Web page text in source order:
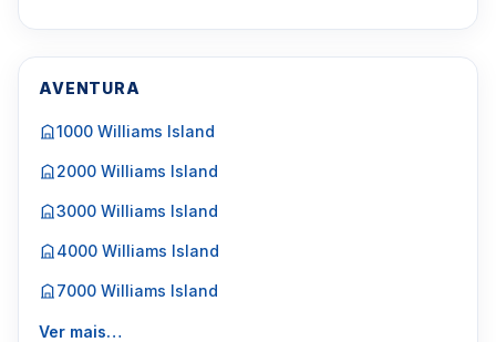
AVENTURA
1000 Williams Island
2000 Williams Island
3000 Williams Island
4000 Williams Island
7000 Williams Island
Ver mais…